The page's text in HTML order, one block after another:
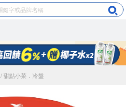
/ 甜點小菜．冷盤